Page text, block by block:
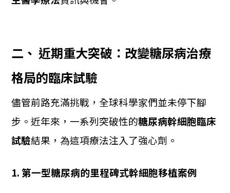
二、 近期重大突破：改變糖尿病治療
格局的臨床試驗
儘管前路充滿挑戰，全球科學家們並未停下腳
步。近年來，一系列突破性的糖尿病幹細胞臨床
試驗結果，為這項療法注入了強心劑。
1. 第一型糖尿病的里程碑式幹細胞移植案例